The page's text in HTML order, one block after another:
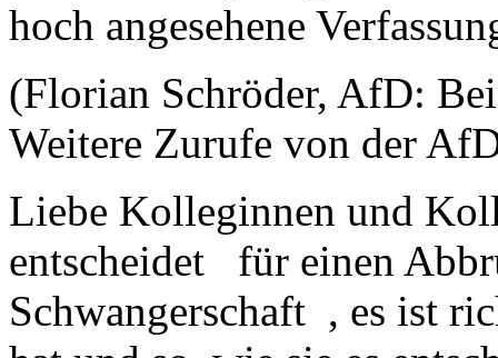
hoch angesehene
(Florian Schröder, AfD:
Weitere Zurufe von der
Liebe Kolleginnen und
entscheidet für einen
Schwangerschaft , es ist